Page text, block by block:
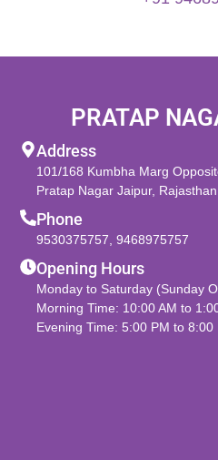
PRATAP
Address
101/168 Kumbha Marg
Pratap Nagar Jaipur,
Phone
9530375757,9468975757
Opening Hours
Monday to Saturday (Sunday
Morning Time: 10:00 AM to
Evening Time: 5:00 PM to 8:00